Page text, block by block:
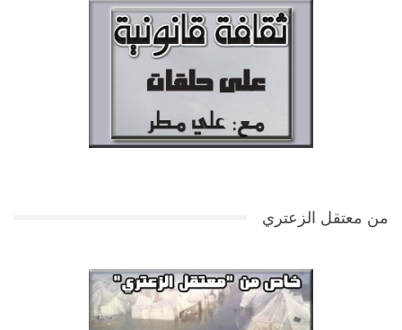
من معتقل الزعتري